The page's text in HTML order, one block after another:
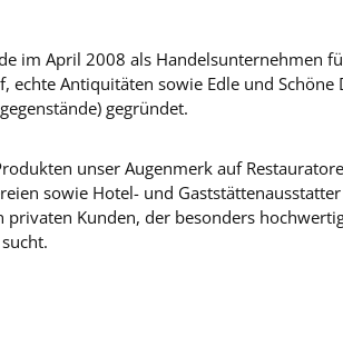
im April 2008 als Handelsunternehmen
echte Antiquitäten sowie Edle und Schöne
gegründet.
unser Augenmerk auf
sowie Hotel- und
privaten Kunden, der besonders